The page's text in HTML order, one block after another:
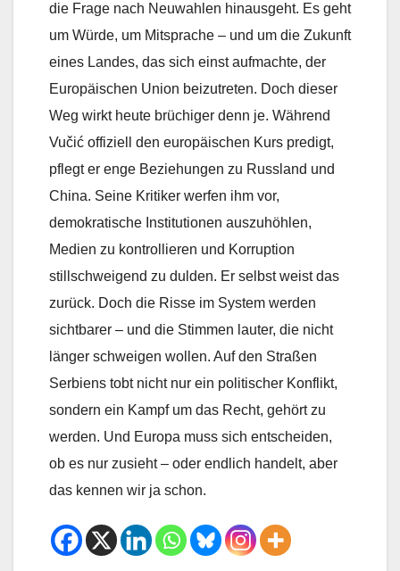
die Frage nach Neuwahlen hinausgeht. Es geht
um Würde, um Mitsprache – und um die Zukunft
eines Landes, das sich einst aufmachte, der
Europäischen Union beizutreten. Doch dieser
Weg wirkt heute brüchiger denn je. Während
Vučić offiziell den europäischen Kurs predigt,
pflegt er enge Beziehungen zu Russland und
China. Seine Kritiker werfen ihm vor,
demokratische Institutionen auszuhöhlen,
Medien zu kontrollieren und Korruption
stillschweigend zu dulden. Er selbst weist das
zurück. Doch die Risse im System werden
sichtbarer – und die Stimmen lauter, die nicht
länger schweigen wollen. Auf den Straßen
Serbiens tobt nicht nur ein politischer Konflikt,
sondern ein Kampf um das Recht, gehört zu
werden. Und Europa muss sich entscheiden,
ob es nur zusieht – oder endlich handelt, aber
das kennen wir ja schon.